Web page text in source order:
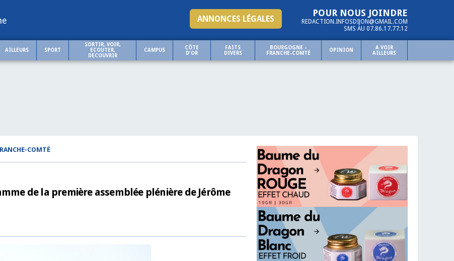
POUR NOUS JOINDRE
REDACTION.INFOSDIJON@GMAIL.COM
SMS AU 07.86.17.77.12
ANNONCES LÉGALES
AILLEURS SPORT
SORTIR, VOIR,
ECOUTER,
DECOUVRIR
CAMPUS
CÔTE
D'OR
FAITS
DIVERS
BOURGOGNE -
FRANCHE-COMTÉ
OPINION
A VOIR
AILLEURS
COMTÉ
de la première assemblée plénière de Jérôme